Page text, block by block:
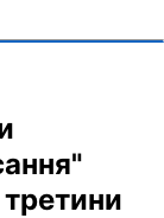
третини